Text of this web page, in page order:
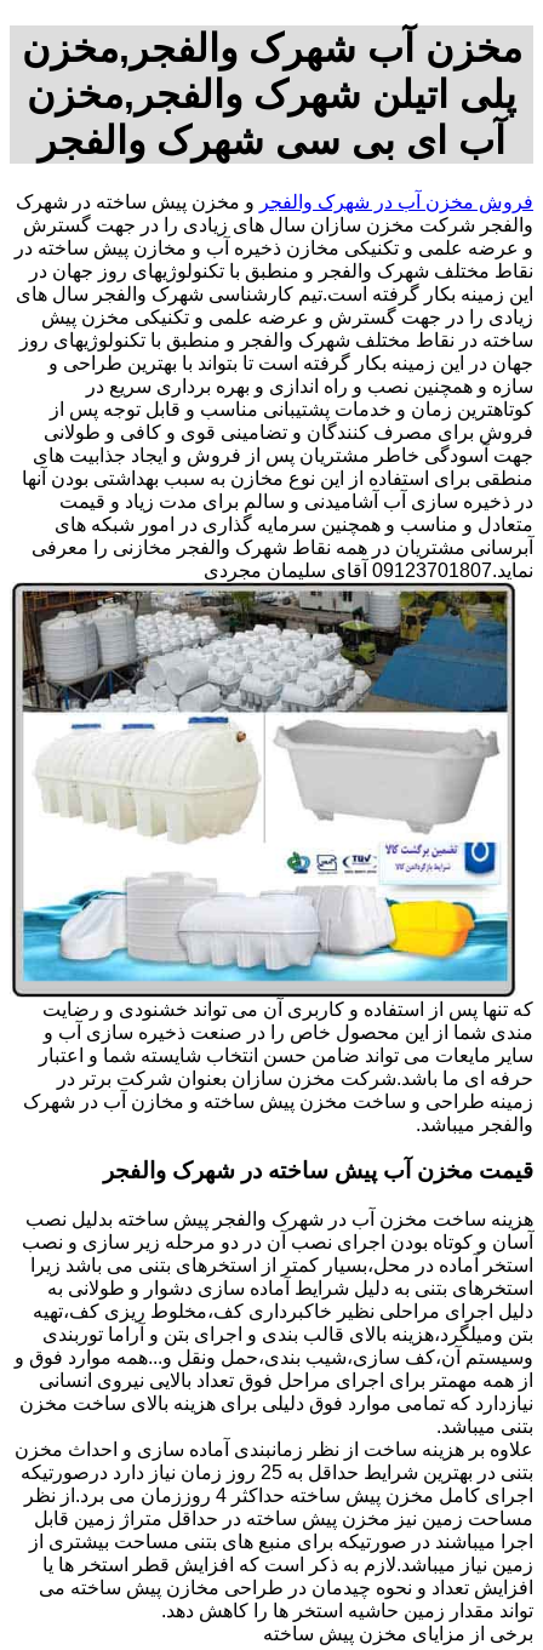
مخزن آب شهرک والفجر,مخزن
پلی اتیلن شهرک والفجر,مخزن
آب ای بی سی شهرک والفجر
فروش مخزن آب در شهرک والفجر و مخزن پیش ساخته در شهرک
والفجر شرکت مخزن سازان سال های زیادی را در جهت گسترش
و عرضه علمی و تکنیکی مخازن ذخیره آب و مخازن پیش ساخته در
نقاط مختلف شهرک والفجر و منطبق با تکنولوژیهای روز جهان در
این زمینه بکار گرفته است.تیم کارشناسی شهرک والفجر سال های
زیادی را در جهت گسترش و عرضه علمی و تکنیکی مخزن پیش
ساخته در نقاط مختلف شهرک والفجر و منطبق با تکنولوژیهای روز
جهان در این زمینه بکار گرفته است تا بتواند با بهترین طراحی و
سازه و همچنین نصب و راه اندازی و بهره برداری سریع در
کوتاهترین زمان و خدمات پشتیبانی مناسب و قابل توجه پس از
فروش برای مصرف کنندگان و تضامینی قوی و کافی و طولانی
جهت آسودگی خاطر مشتریان پس از فروش و ایجاد جذابیت های
منطقی برای استفاده از این نوع مخازن به سبب بهداشتی بودن آنها
در ذخیره سازی آب آشامیدنی و سالم برای مدت زیاد و قیمت
متعادل و مناسب و همچنین سرمایه گذاری در امور شبکه های
آبرسانی مشتریان در همه نقاط شهرک والفجر مخازنی را معرفی
نماید.09123701807 آقای سلیمان مجردی
که تنها پس از استفاده و کاربری آن می تواند خشنودی و رضایت
مندی شما از این محصول خاص را در صنعت ذخیره سازی آب و
سایر مایعات می تواند ضامن حسن انتخاب شایسته شما و اعتبار
حرفه ای ما باشد.شرکت مخزن سازان بعنوان شرکت برتر در
زمینه طراحی و ساخت مخزن پیش ساخته و مخازن آب در شهرک
والفجر میباشد.
قیمت مخزن آب پیش ساخته در شهرک والفجر
هزینه ساخت مخزن آب در شهرک والفجر پیش ساخته بدلیل نصب
آسان و کوتاه بودن اجرای نصب آن در دو مرحله زیر سازی و نصب
استخر آماده در محل،بسیار کمتر از استخرهای بتنی می باشد زیرا
استخرهای بتنی به دلیل شرایط آماده سازی دشوار و طولانی به
دلیل اجرای مراحلی نظیر خاکبرداری کف،مخلوط ریزی کف،تهیه
بتن ومیلگرد،هزینه بالای قالب بندی و اجرای بتن و آراما توربندی
وسیستم آن،کف سازی،شیب بندی،حمل ونقل و...همه موارد فوق و
از همه مهمتر برای اجرای مراحل فوق تعداد بالایی نیروی انسانی
نیازدارد که تمامی موارد فوق دلیلی برای هزینه بالای ساخت مخزن
بتنی میباشد.
علاوه بر هزینه ساخت از نظر زمانبندی آماده سازی و احداث مخزن
بتنی در بهترین شرایط حداقل به 25 روز زمان نیاز دارد درصورتیکه
اجرای کامل مخزن پیش ساخته حداکثر 4 روززمان می برد.از نظر
مساحت زمین نیز مخزن پیش ساخته در حداقل متراژ زمین قابل
اجرا میباشند در صورتیکه برای منبع های بتنی مساحت بیشتری از
زمین نیاز میباشد.لازم به ذکر است که افزایش قطر استخر ها یا
افزایش تعداد و نحوه چیدمان در طراحی مخازن پیش ساخته می
تواند مقدار زمین حاشیه استخر ها را کاهش دهد.
برخی از مزایای مخزن پیش ساخته